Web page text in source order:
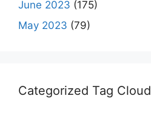
June 2023 (175)
May 2023 (79)
Categorized Tag Cloud